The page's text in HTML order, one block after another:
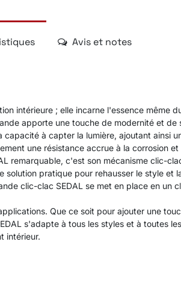
Avis et notes
intérieure ; elle incarne l'essence même
apporte une touche de modernité et de
à capter la lumière, ajoutant ainsi
une résistance accrue à la corrosion
remarquable, c'est son mécanisme clic-
pratique pour rehausser le style et
clic-clac SEDAL se met en place en
Que ce soit pour ajouter une
s'adapte à tous les styles et à toutes
intérieur.